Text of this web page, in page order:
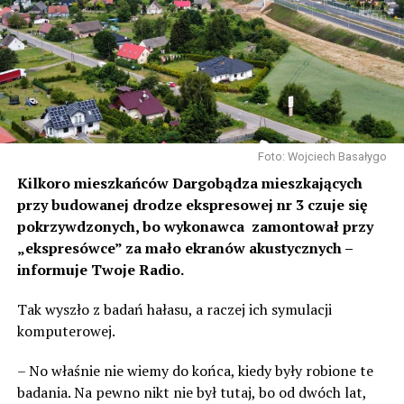
Foto: Wojciech Basałygo
Kilkoro mieszkańców Dargobądza mieszkających
przy budowanej drodze ekspresowej nr 3 czuje się
pokrzywdzonych, bo wykonawca zamontował przy
„ekspresówce” za mało ekranów akustycznych –
informuje Twoje Radio.
Tak wyszło z badań hałasu, a raczej ich symulacji
komputerowej.
– No właśnie nie wiemy do końca, kiedy były robione te
badania. Na pewno nikt nie był tutaj, bo od dwóch lat,